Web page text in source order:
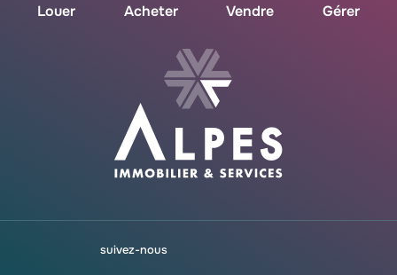
Louer Acheter Vendre Gérer
suivez-nous